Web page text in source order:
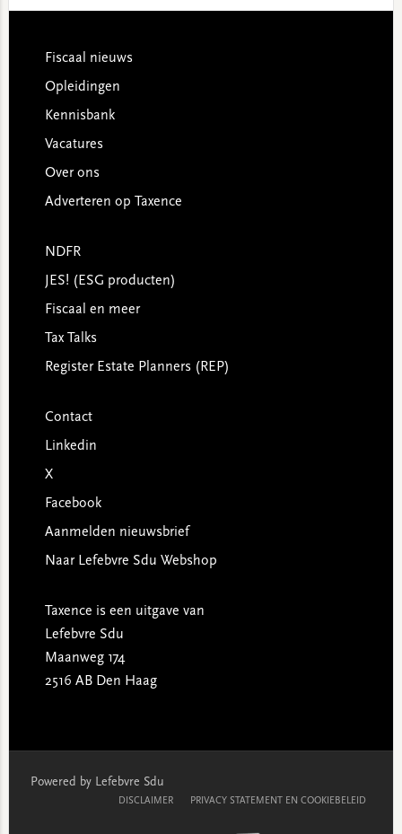
Footer
Fiscaal nieuws
Opleidingen
Kennisbank
Vacatures
Over ons
Adverteren op Taxence
NDFR
JES! (ESG producten)
Fiscaal en meer
Tax Talks
Register Estate Planners (REP)
Contact
Linkedin
X
Facebook
Aanmelden nieuwsbrief
Naar Lefebvre Sdu Webshop
Taxence is een uitgave van
Lefebvre Sdu
Maanweg 174
2516 AB Den Haag
Powered by Lefebvre Sdu
DISCLAIMER PRIVACY STATEMENT EN COOKIEBELEID